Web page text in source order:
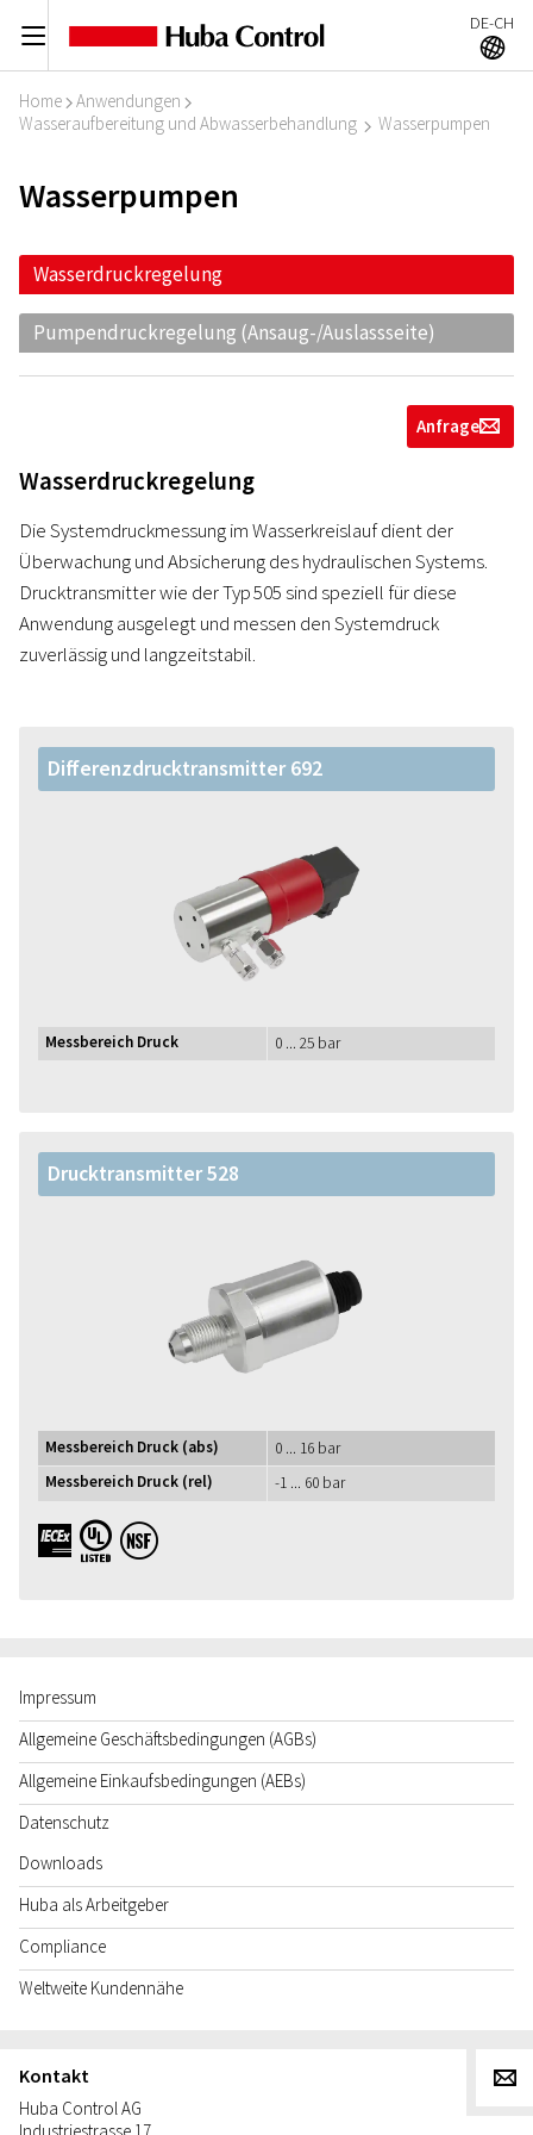
C DE-CH
A
Home I Anwendungen I
Wasseraufbereitung und Abwasserbehandlung I Wasserpumpen
Wasserpumpen
Wasserdruckregelung
Pumpendruckregelung (Ansaug-/Auslassseite)
Anfrageg
Wasserdruckregelung
Die Systemdruckmessung im Wasserkreislauf dient der
Überwachung und Absicherung des hydraulischen Systems.
Drucktransmitter wie der Typ 505 sind speziell für diese
Anwendung ausgelegt und messen den Systemdruck
zuverlässig und langzeitstabil.
Differenzdrucktransmitter 692
Messbereich Druck 0 ... 25 bar
Drucktransmitter 528
Messbereich Druck (abs)
0 ... 16 bar
Messbereich Druck (rel)
-1 ... 60 bar
IECEx UL NSF
Impressum
Allgemeine Geschäftsbedingungen (AGBs)
Allgemeine Einkaufsbedingungen (AEBs)
Datenschutz
Downloads
Huba als Arbeitgeber
Compliance
Weltweite Kundennähe
Kontakt
Huba Control AG
g